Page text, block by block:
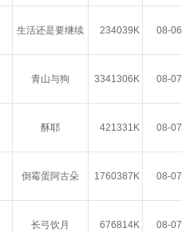
生活还是要继续 234039K 08-06
青山与狗 3341306K 08-07
酥耶 421331K 08-07
倒霉蛋阿古朵 1760387K 08-07
长弓饮月 676814K 08-07